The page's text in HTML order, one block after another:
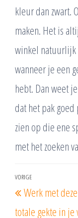
kleur dan zwart.
maken. Het is
winkel natuurlijk
wanneer je een
hebt. Dan weet
dat het pak
zien op die ene
met het zoeken
Bericht
navigatie
Vorig
bericht
VORIGE
Werk met
totale gekte in je